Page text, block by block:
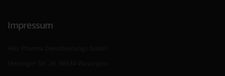
Impressum